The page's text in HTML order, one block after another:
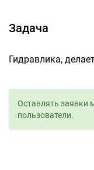
Задача
Гидравлика,
Оставлять заявки
пользователи.